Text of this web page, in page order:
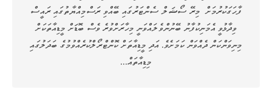
ފާހަގަކުރުމަށް މިރޭ ސޯޝަލް ސެންޓަރުގައި ބޭއްވި ރަސްމިއްޔާތުގައި ރައީސް
ވިދާޅުވީ އެމަނިކުފާނު ބޭނުންވެލައްވަނީ މިހާރަށްވުރެ ވެސް ބޮޑަށް މީޑިއާތަކަށް
މިނިވަންކަން ދެއްވަން ކަމަށެވެ. އަދި މީޑިއާތަށް ކޮންޓްރޯލްކުރެއްވުމުގެ ބަދަލުގައި
މިޑިއާތައް…